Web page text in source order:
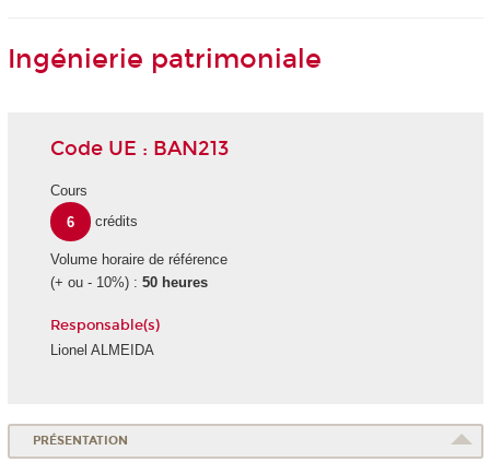
Ingénierie patrimoniale
Code UE : BAN213
Cours
6
crédits
Volume horaire de référence
(+ ou - 10%) : 50 heures
Responsable(s)
Lionel ALMEIDA
PRÉSENTATION